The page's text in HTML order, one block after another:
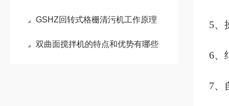
GSHZ回转式格栅清污机工作原理
双曲面搅拌机的特点和优势有哪些
5、
6、
7、